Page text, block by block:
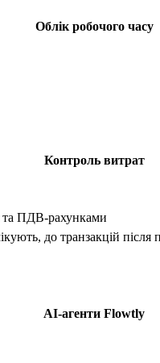
Облік робочого часу
Контроль витрат
та ПДВ-рахунками
до транзакцій після
AI-агенти Flowtly